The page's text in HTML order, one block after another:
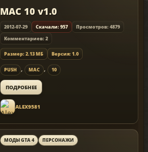
MAC 10 v1.0
2012-07-29 Скачали: 957
Просмотров: 4879
Комментариев: 2
Размер: 2.13 МБ Версия: 1.0
PUSH , MAC , 10
ПОДРОБНЕЕ
ALEX9581
МОДЫ GTA 4 ПЕРСОНАЖИ